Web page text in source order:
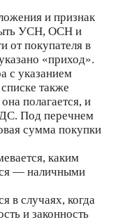
и признак
УСН, ОСН и
от покупателя в
«приход».
с указанием
также
полагается, и
Под перечнем
сумма покупки
каким
— наличными
в случаях, когда
и законность